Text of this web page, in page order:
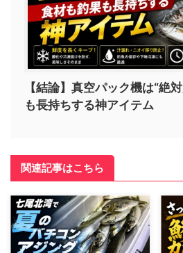
【結論】真空パック機は“絶
も長持ちする神アイテム
関連記事はこちら